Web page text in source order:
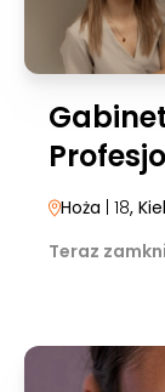
Hoża | 18,
Teraz